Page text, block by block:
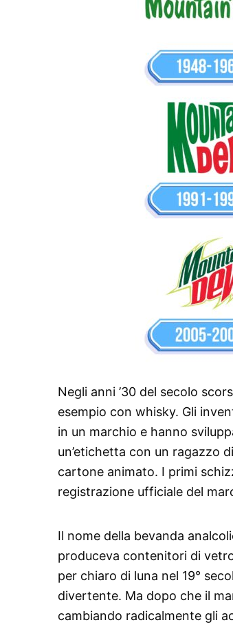
Negli anni ’30 del secolo
esempio con whisky. Gli
in un marchio e hanno
un’etichetta con un ragazzo
cartone animato. I primi
registrazione ufficiale del
Il nome della bevanda
produceva contenitori di
per chiaro di luna nel 19°
divertente. Ma dopo che il
cambiando radicalmente gli